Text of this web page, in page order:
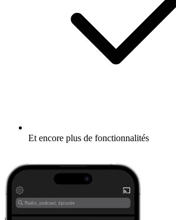
Et encore plus de fonctionnalités